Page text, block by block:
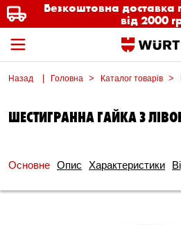
Безкоштовна доставка
від 2000
Назад Головна Каталог товарів
ШЕСТИГРАННА ГАЙКА З
Основне Опис Характеристики